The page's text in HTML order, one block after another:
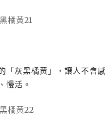
「灰黑橘黃」，讓人不會
慢活。